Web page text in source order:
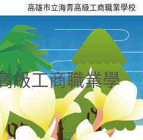
高雄市立海青高級工商職業學校
級工商職業學